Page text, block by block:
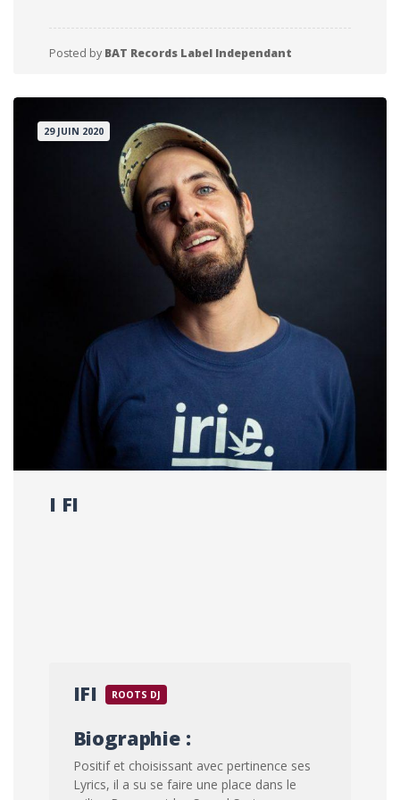
Posted by BAT Records Label Independant
29 JUIN 2020
I FI
IFI ROOTS DJ
Biographie :
Positif et choisissant avec pertinence ses
Lyrics, il a su se faire une place dans le